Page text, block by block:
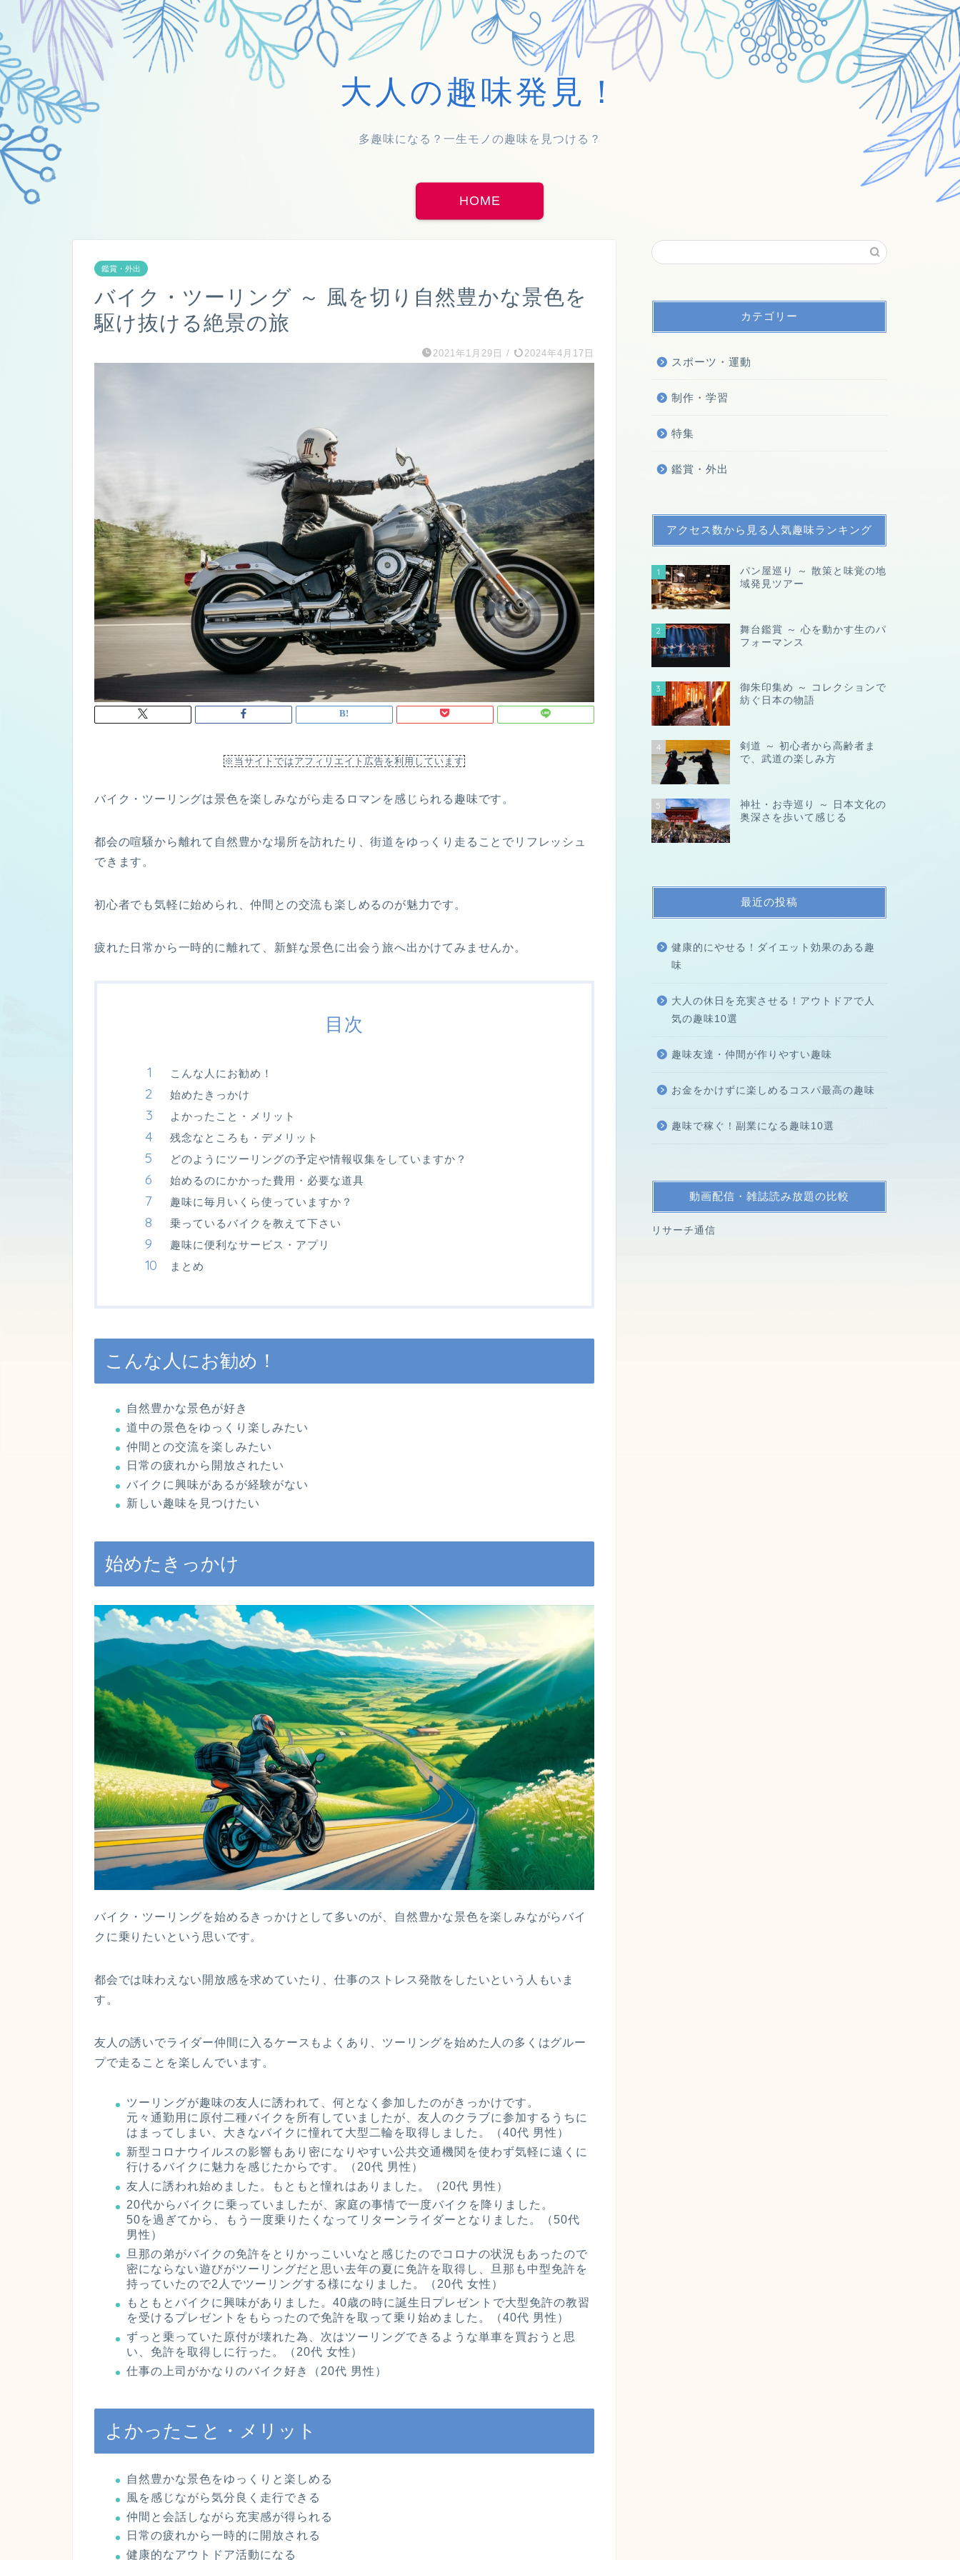
大人の趣味発見！
多趣味になる？一生モノの趣味を見つける？
HOME
鑑賞・外出
バイク・ツーリング ～ 風を切り自然豊かな景色を
駆け抜ける絶景の旅
2021年1月29日 / 2024年4月17日
※当サイトではアフィリエイト広告を利用しています
バイク・ツーリングは景色を楽しみながら走るロマンを感じられる趣味です。
都会の喧騒から離れて自然豊かな場所を訪れたり、街道をゆっくり走ることでリフレッシュ
できます。
初心者でも気軽に始められ、仲間との交流も楽しめるのが魅力です。
疲れた日常から一時的に離れて、新鮮な景色に出会う旅へ出かけてみませんか。
目次
こんな人にお勧め！
始めたきっかけ
よかったこと・メリット
残念なところも・デメリット
どのようにツーリングの予定や情報収集をしていますか？
始めるのにかかった費用・必要な道具
趣味に毎月いくら使っていますか？
乗っているバイクを教えて下さい
趣味に便利なサービス・アプリ
まとめ
こんな人にお勧め！
自然豊かな景色が好き
道中の景色をゆっくり楽しみたい
仲間との交流を楽しみたい
日常の疲れから開放されたい
バイクに興味があるが経験がない
新しい趣味を見つけたい
始めたきっかけ
バイク・ツーリングを始めるきっかけとして多いのが、自然豊かな景色を楽しみながらバイ
クに乗りたいという思いです。
都会では味わえない開放感を求めていたり、仕事のストレス発散をしたいという人もいま
す。
友人の誘いでライダー仲間に入るケースもよくあり、ツーリングを始めた人の多くはグルー
プで走ることを楽しんでいます。
ツーリングが趣味の友人に誘われて、何となく参加したのがきっかけです。
元々通勤用に原付二種バイクを所有していましたが、友人のクラブに参加するうちに
はまってしまい、大きなバイクに憧れて大型二輪を取得しました。（40代 男性）
新型コロナウイルスの影響もあり密になりやすい公共交通機関を使わず気軽に遠くに
行けるバイクに魅力を感じたからです。（20代 男性）
友人に誘われ始めました。もともと憧れはありました。（20代 男性）
20代からバイクに乗っていましたが、家庭の事情で一度バイクを降りました。
50を過ぎてから、もう一度乗りたくなってリターンライダーとなりました。（50代
男性）
旦那の弟がバイクの免許をとりかっこいいなと感じたのでコロナの状況もあったので
密にならない遊びがツーリングだと思い去年の夏に免許を取得し、旦那も中型免許を
持っていたので2人でツーリングする様になりました。（20代 女性）
もともとバイクに興味がありました。40歳の時に誕生日プレゼントで大型免許の教習
を受けるプレゼントをもらったので免許を取って乗り始めました。（40代 男性）
ずっと乗っていた原付が壊れた為、次はツーリングできるような単車を買おうと思
い、免許を取得しに行った。（20代 女性）
仕事の上司がかなりのバイク好き（20代 男性）
よかったこと・メリット
自然豊かな景色をゆっくりと楽しめる
風を感じながら気分良く走行できる
仲間と会話しながら充実感が得られる
日常の疲れから一時的に開放される
健康的なアウトドア活動になる
カテゴリー
スポーツ・運動
制作・学習
特集
鑑賞・外出
アクセス数から見る人気趣味ランキング
1
パン屋巡り ～ 散策と味覚の地
域発見ツアー
2
舞台鑑賞 ～ 心を動かす生のパ
フォーマンス
3
御朱印集め ～ コレクションで
紡ぐ日本の物語
4
剣道 ～ 初心者から高齢者ま
で、武道の楽しみ方
5
神社・お寺巡り ～ 日本文化の
奥深さを歩いて感じる
最近の投稿
健康的にやせる！ダイエット効果のある趣
味
大人の休日を充実させる！アウトドアで人
気の趣味10選
趣味友達・仲間が作りやすい趣味
お金をかけずに楽しめるコスパ最高の趣味
趣味で稼ぐ！副業になる趣味10選
動画配信・雑誌読み放題の比較
リサーチ通信